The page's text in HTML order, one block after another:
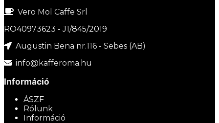
Vero Mol Caffe Srl
RO40973623 - J1/845/2019
Augustin Bena nr.116 - Sebes (AB)
info@kafferoma.hu
Információ
ÁSZF
Rólunk
Információ